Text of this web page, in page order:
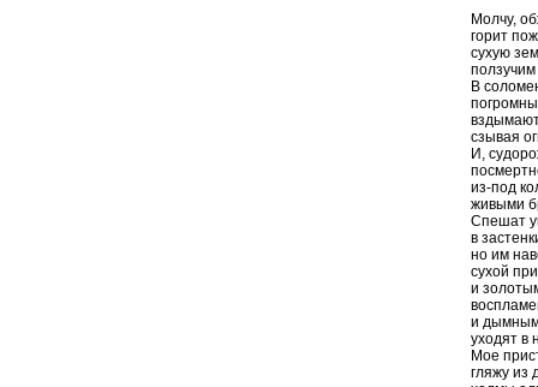
Молчу,
горит
сухую
В
сзывая
И,
из-под
живыми
Спешат
в
но им
сухой
и
и
уходят в
Мое
гляжу из